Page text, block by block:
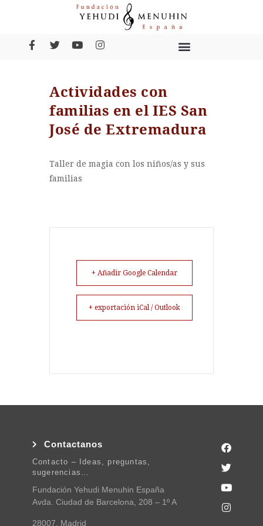
Actividades con
familias en el IES San
José de Extremadura
Taller de magia con los niños/as y sus
familias
+ Añadir Google Calendar
+ exportación iCal / Outlook
Contactanos
Contacto – Ideas, preguntas,
sugerencias…
Fundación Yehudi Menuhin España
Avda. Ciudad de Barcelona, 208 – 1º A
28007, Madrid